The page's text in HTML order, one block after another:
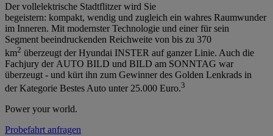
Der vollelektrische Stadtflitzer wird Sie
begeistern: kompakt, wendig und zugleich ein wahres Raumwunder
im Inneren. Mit modernster Technologie und einer für sein
Segment beeindruckenden Reichweite von bis zu 370
km2 überzeugt der Hyundai INSTER auf ganzer Linie. Auch die
Fachjury der AUTO BILD und BILD am SONNTAG war
überzeugt - und kürt ihn zum Gewinner des Golden Lenkrads in
der Kategorie Bestes Auto unter 25.000 Euro.3
Power your world.
Probefahrt anfragen